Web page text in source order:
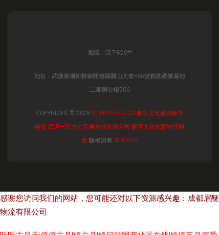
電話：027-826**
地址：武漢東湖新技術開發區關山大道465號創意產業基地
二期辦公樓506
COPYRIGHT © 2026 M.INMANCA.CN 數字文化創意軟件
開發 武漢一五六七互娛科技有限公司 數字文化創意軟件開
發版權所有 SITEMAP
感谢您访问我们的网站，您可能还对以下资源感兴趣：成都眉醚
物流有限公司